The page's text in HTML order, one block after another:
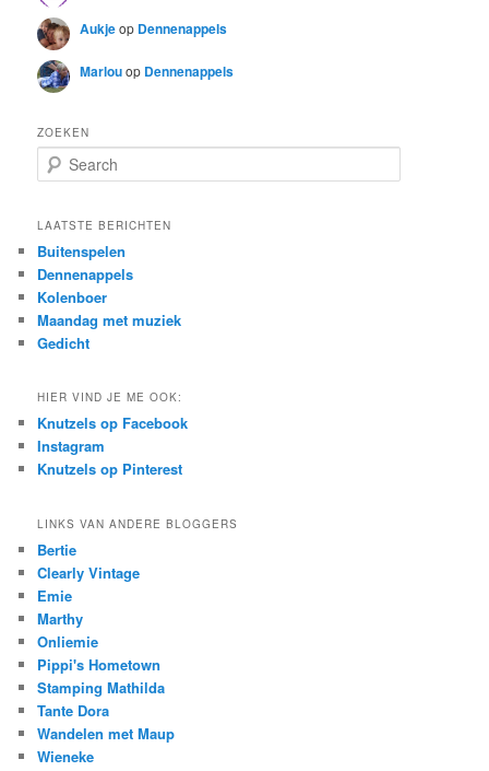
Aukjeop Dennenappels
Marlouop Dennenappels
ZOEKEN
e
r
h
LAATSTE BERICHTEN
Buitenspelen
Dennenappels
Kolenboer
Maandag met muziek
Gedicht
HIER VIND JE ME OOK:
Knutzels op Facebook
Instagram
Knutzels op Pinterest
LINKS VAN ANDERE BLOGGERS
Bertie
Clearly Vintage
Emie
Marthy
Onliemie
Pippi's Hometown
Stamping Mathilda
Tante Dora
Wandelen met Maup
Wieneke